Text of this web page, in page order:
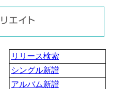
リリース検索
シングル新譜
アルバム新譜